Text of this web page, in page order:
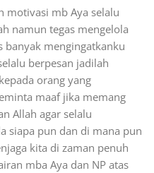
motivasi mb Aya selalu
namun tegas mengelola
banyak mengingatkanku
berpesan jadilah
orang yang
maaf jika memang
Allah agar selalu
siapa pun dan di mana pun
kita di zaman penuh
mba Aya dan NP atas